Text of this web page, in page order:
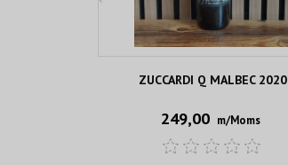
ZUCCARDI Q MALBEC 2020
249,00 m/Moms